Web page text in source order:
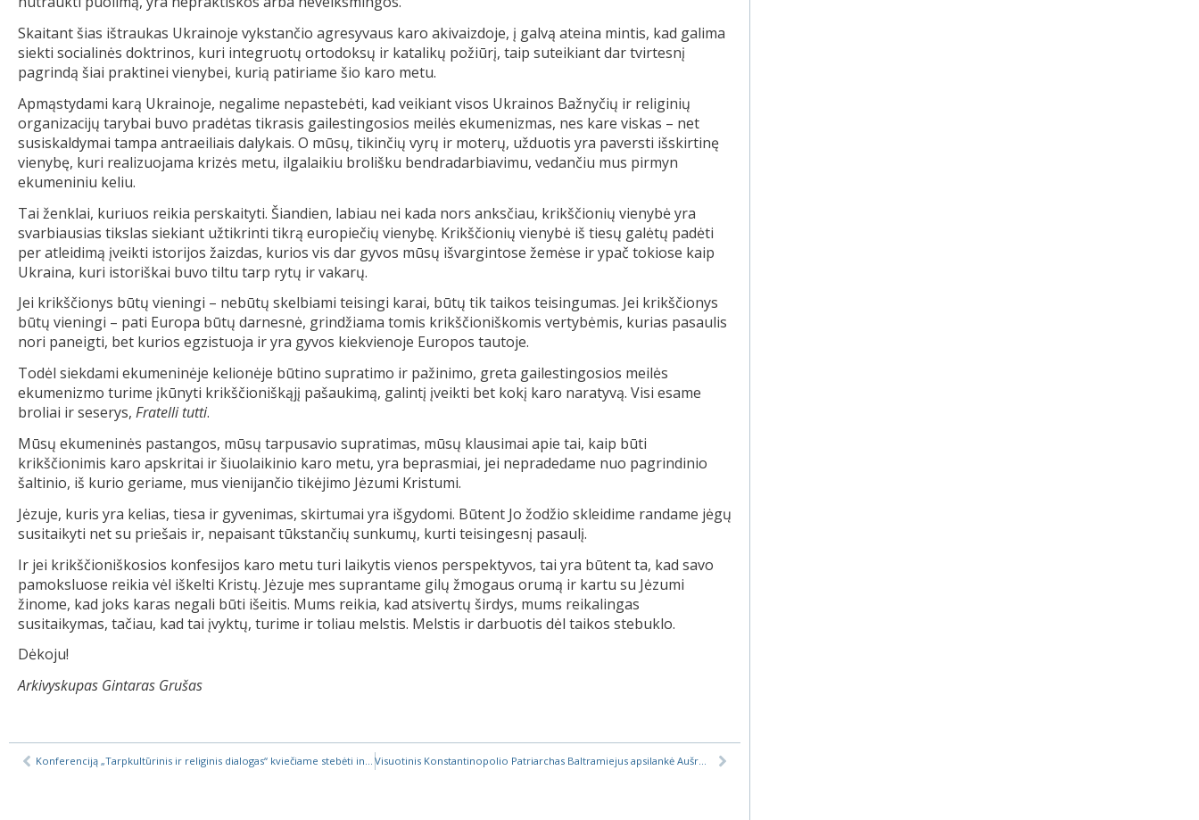
Skaitant šias ištraukas Ukrainoje vykstančio agresyvaus karo akivaizdoje, į galvą ateina mintis, kad galima
siekti socialinės doktrinos, kuri integruotų ortodoksų ir katalikų požiūrį, taip suteikiant dar tvirtesnį
pagrindą šiai praktinei vienybei, kurią patiriame šio karo metu.
Apmąstydami karą Ukrainoje, negalime nepastebėti, kad veikiant visos Ukrainos Bažnyčių ir religinių
organizacijų tarybai buvo pradėtas tikrasis gailestingosios meilės ekumenizmas, nes kare viskas – net
susiskaldymai tampa antraeiliais dalykais. O mūsų, tikinčių vyrų ir moterų, užduotis yra paversti išskirtinę
vienybę, kuri realizuojama krizės metu, ilgalaikiu brolišku bendradarbiavimu, vedančiu mus pirmyn
ekumeniniu keliu.
Tai ženklai, kuriuos reikia perskaityti. Šiandien, labiau nei kada nors anksčiau, krikščionių vienybė yra
svarbiausias tikslas siekiant užtikrinti tikrą europiečių vienybę. Krikščionių vienybė iš tiesų galėtų padėti
per atleidimą įveikti istorijos žaizdas, kurios vis dar gyvos mūsų išvargintose žemėse ir ypač tokiose kaip
Ukraina, kuri istoriškai buvo tiltu tarp rytų ir vakarų.
Jei krikščionys būtų vieningi – nebūtų skelbiami teisingi karai, būtų tik taikos teisingumas. Jei krikščionys
būtų vieningi – pati Europa būtų darnesnė, grindžiama tomis krikščioniškomis vertybėmis, kurias pasaulis
nori paneigti, bet kurios egzistuoja ir yra gyvos kiekvienoje Europos tautoje.
Todėl siekdami ekumeninėje kelionėje būtino supratimo ir pažinimo, greta gailestingosios meilės
ekumenizmo turime įkūnyti krikščioniškąjį pašaukimą, galintį įveikti bet kokį karo naratyvą. Visi esame
broliai ir seserys, Fratelli tutti.
Mūsų ekumeninės pastangos, mūsų tarpusavio supratimas, mūsų klausimai apie tai, kaip būti
krikščionimis karo apskritai ir šiuolaikinio karo metu, yra beprasmiai, jei nepradedame nuo pagrindinio
šaltinio, iš kurio geriame, mus vienijančio tikėjimo Jėzumi Kristumi.
Jėzuje, kuris yra kelias, tiesa ir gyvenimas, skirtumai yra išgydomi. Būtent Jo žodžio skleidime randame jėgų
susitaikyti net su priešais ir, nepaisant tūkstančių sunkumų, kurti teisingesnį pasaulį.
Ir jei krikščioniškosios konfesijos karo metu turi laikytis vienos perspektyvos, tai yra būtent ta, kad savo
pamoksluose reikia vėl iškelti Kristų. Jėzuje mes suprantame gilų žmogaus orumą ir kartu su Jėzumi
žinome, kad joks karas negali būti išeitis. Mums reikia, kad atsivertų širdys, mums reikalingas
susitaikymas, tačiau, kad tai įvyktų, turime ir toliau melstis. Melstis ir darbuotis dėl taikos stebuklo.
Dėkoju!
Arkivyskupas Gintaras Grušas
Konferenciją „Tarpkultūrinis ir religinis dialogas“ kviečiame stebėti internetu Visuotinis Konstantinopolio Patriarchas Baltramiejus apsilankė Aušros Vartuose